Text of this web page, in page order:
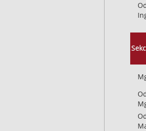
na základe aktívne vyžiadaných